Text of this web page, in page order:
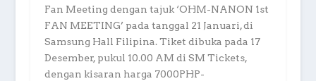
Fan Meeting dengan tajuk ‘OHM-NANON 1st
FAN MEETING’ pada tanggal 21 Januari, di
Samsung Hall Filipina. Tiket dibuka pada 17
Desember, pukul 10.00 AM di SM Tickets,
dengan kisaran harga 7000PHP-